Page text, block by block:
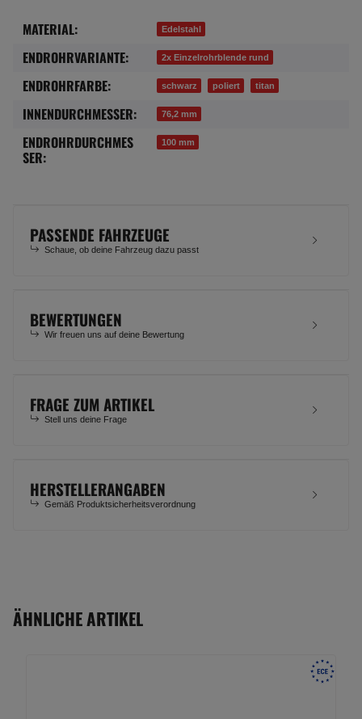
Produkteigenschaft
Wert
MATERIAL: Edelstahl
ENDROHRVARIANTE: 2x Einzelrohrblende rund
ENDROHRFARBE: schwarz poliert titan
INNENDURCHMESSER: 76,2 mm
ENDROHRDURCHMES
SER:
100 mm
PASSENDE FAHRZEUGE
Schaue, ob deine Fahrzeug dazu passt
BEWERTUNGEN
Wir freuen uns auf deine Bewertung
FRAGE ZUM ARTIKEL
Stell uns deine Frage
HERSTELLERANGABEN
Gemäß Produktsicherheitsverordnung
ÄHNLICHE ARTIKEL